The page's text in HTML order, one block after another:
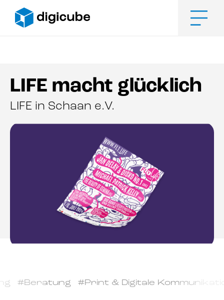
Inhalt
LIFE macht glücklich
LIFE in Schaan e.V.
#Print & Digitale Kommunikation